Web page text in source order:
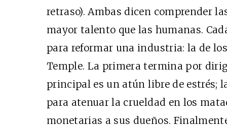
retraso). Ambas dicen comprender
mayor talento que las humanas.
para reformar una industria: la de
Temple. La primera termina por
principal es un atún libre de estrés;
para atenuar la crueldad en los
monetarias a sus dueños.